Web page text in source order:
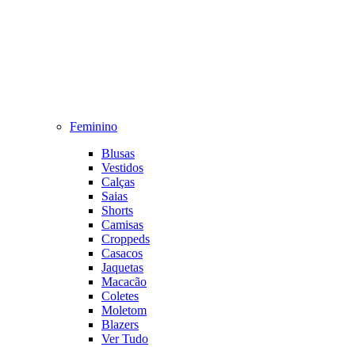
Feminino
Blusas
Vestidos
Calças
Saias
Shorts
Camisas
Croppeds
Casacos
Jaquetas
Macacão
Coletes
Moletom
Blazers
Ver Tudo